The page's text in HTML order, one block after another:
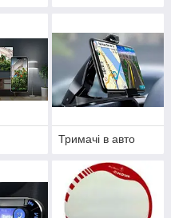
Тримачі в авто